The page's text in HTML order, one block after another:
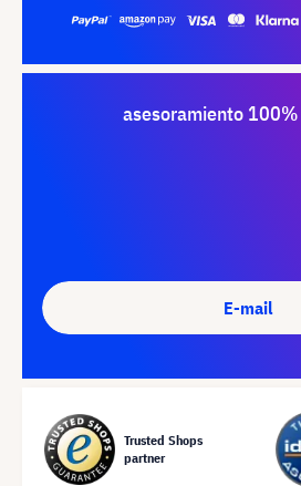
asesoramiento
E-mail
Trusted Shops
partner